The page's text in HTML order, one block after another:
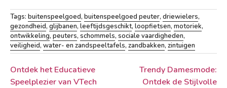
Tags: buitenspeelgoed, buitenspeelgoed peuter, driewielers,
gezondheid, glijbanen, leeftijdsgeschikt, loopfietsen, motoriek,
ontwikkeling, peuters, schommels, sociale vaardigheden,
veiligheid, water- en zandspeeltafels, zandbakken, zintuigen
Berichtnavigatie
Ontdek het Educatieve
Speelplezier van VTech
Trendy Damesmode:
Ontdek de Stijlvolle